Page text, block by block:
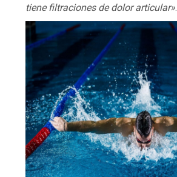
tiene filtraciones de dolor articular».